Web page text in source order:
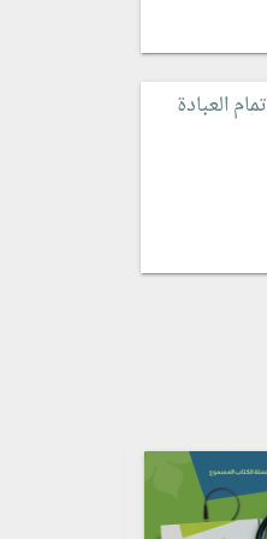
تمام العبادة